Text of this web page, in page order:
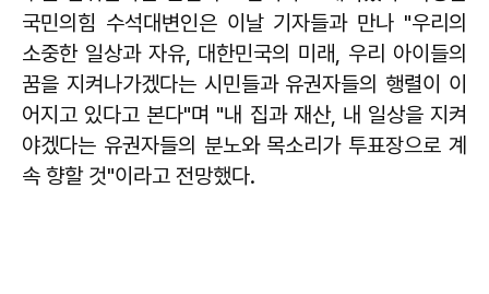
국민의힘 수석대변인은 이날 기자들과 만나 "우리의
소중한 일상과 자유, 대한민국의 미래, 우리 아이들의
꿈을 지켜나가겠다는 시민들과 유권자들의 행렬이 이
어지고 있다고 본다"며 "내 집과 재산, 내 일상을 지켜
야겠다는 유권자들의 분노와 목소리가 투표장으로 계
속 향할 것"이라고 전망했다.